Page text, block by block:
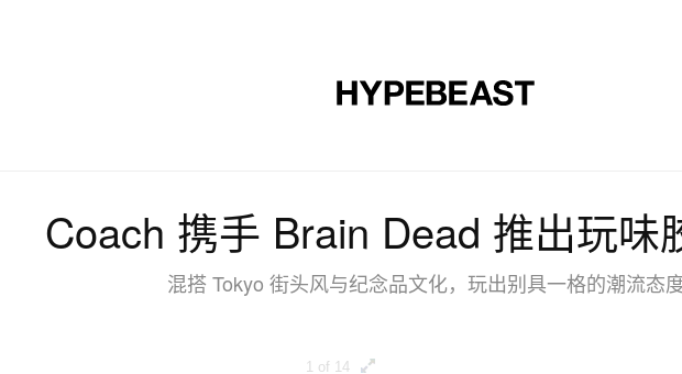
Coach 携手 Brain Dead 推出玩味
混搭 Tokyo 街头风与纪念品文化，玩出别具一格的潮流态
1 of 14